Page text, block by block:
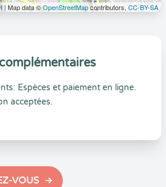
| Map data ©OpenStreetMapcontributors, CC-BY-SA
Espèces et paiement en ligne.
acceptées.
VOUS